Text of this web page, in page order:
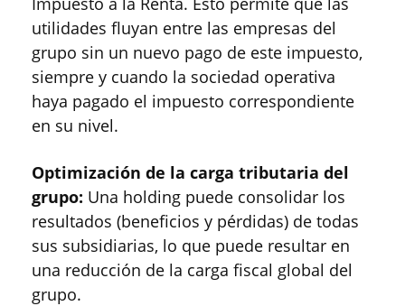
utilidades fluyan entre las empresas del
grupo sin un nuevo pago de este impuesto,
siempre y cuando la sociedad operativa
haya pagado el impuesto correspondiente
en su nivel.
Optimización de la carga tributaria del
grupo: Una holding puede consolidar los
resultados (beneficios y pérdidas) de todas
sus subsidiarias, lo que puede resultar en
una reducción de la carga fiscal global del
grupo.